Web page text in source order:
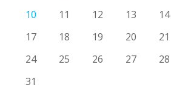
10
11 12 13 14
17
18 19 20 21
24
25 26 27 28
31